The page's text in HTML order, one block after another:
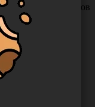
0 отзывов